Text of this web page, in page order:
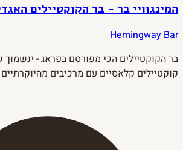
המינגוויי בר - בר הקוקטיילים
Hemingway Bar
קוקטיילים קלאסיים עם מרכיבים